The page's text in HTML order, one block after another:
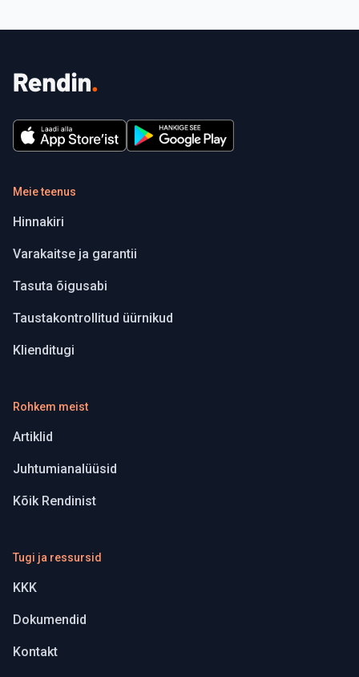
Meie teenus
Hinnakiri
Varakaitse ja garantii
Tasuta õigusabi
Taustakontrollitud üürnikud
Klienditugi
Rohkem meist
Artiklid
Juhtumianalüüsid
Kõik Rendinist
Tugi ja ressursid
KKK
Dokumendid
Kontakt